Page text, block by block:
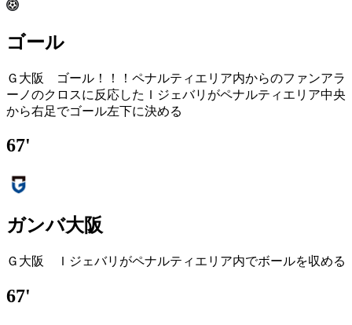
ゴール
Ｇ大阪 ゴール！！！ペナルティエリア内からのファンアラ
ーノのクロスに反応したＩジェバリがペナルティエリア中央
から右足でゴール左下に決める
67'
ガンバ大阪
Ｇ大阪 Ｉジェバリがペナルティエリア内でボールを収める
67'